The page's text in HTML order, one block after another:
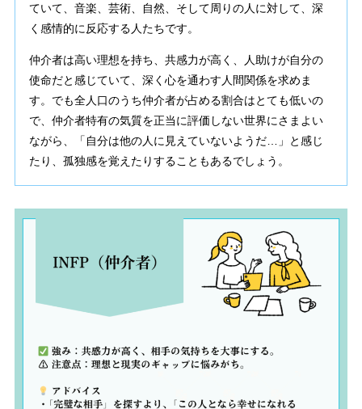
ていて、音楽、芸術、自然、そして周りの人に対して、深
く感情的に反応する人たちです。
仲介者は高い理想を持ち、共感力が高く、人助けが自分の
使命だと感じていて、深く心を通わす人間関係を求めま
す。でも全人口のうち仲介者が占める割合はとても低いの
で、仲介者特有の気質を正当に評価しない世界にさまよい
ながら、「自分は他の人に見えていないようだ…」と感じ
たり、孤独感を覚えたりすることもあるでしょう。